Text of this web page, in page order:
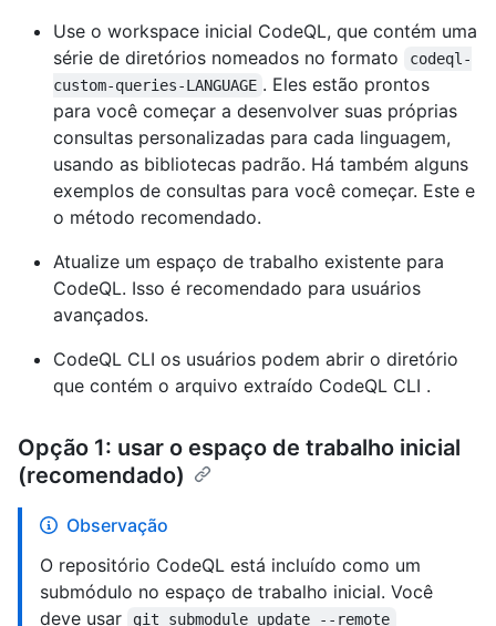
Use o workspace inicial CodeQL, que contém uma
série de diretórios nomeados no formato
codeql-
custom-queries-LANGUAGE . Eles estão prontos
para você começar a desenvolver suas próprias
consultas personalizadas para cada linguagem,
usando as bibliotecas padrão. Há também alguns
exemplos de consultas para você começar. Este e
o método recomendado.
Atualize um espaço de trabalho existente para
CodeQL. Isso é recomendado para usuários
avançados.
CodeQL CLI os usuários podem abrir o diretório
que contém o arquivo extraído CodeQL CLI .
Opção 1: usar o espaço de trabalho inicial
(recomendado)
Observação
O repositório CodeQL está incluído como um
submódulo no espaço de trabalho inicial. Você
deve usar
git submodule update --remote